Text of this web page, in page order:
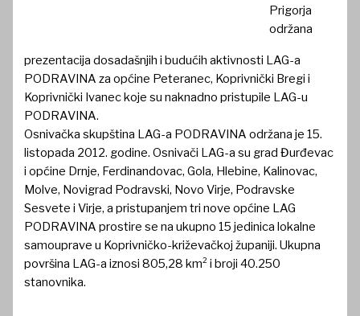
Prigorja
održana
prezentacija dosadašnjih i budućih aktivnosti LAG-a
PODRAVINA za općine Peteranec, Koprivnički Bregi i
Koprivnički Ivanec koje su naknadno pristupile LAG-u
PODRAVINA.
Osnivačka skupština LAG-a PODRAVINA održana je 15.
listopada 2012. godine. Osnivači LAG-a su grad Đurđevac
i općine Drnje, Ferdinandovac, Gola, Hlebine, Kalinovac,
Molve, Novigrad Podravski, Novo Virje, Podravske
Sesvete i Virje, a pristupanjem tri nove općine LAG
PODRAVINA prostire se na ukupno 15 jedinica lokalne
samouprave u Koprivničko-križevačkoj županiji. Ukupna
površina LAG-a iznosi 805,28 km² i broji 40.250
stanovnika.